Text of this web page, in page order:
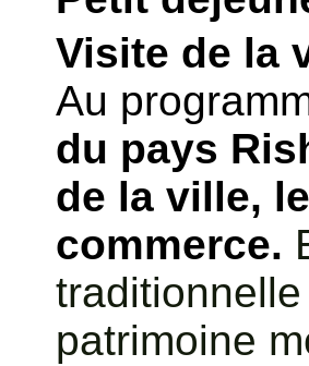
Visite de la
Au
du pays
de la ville,
commerce.
patrimoine